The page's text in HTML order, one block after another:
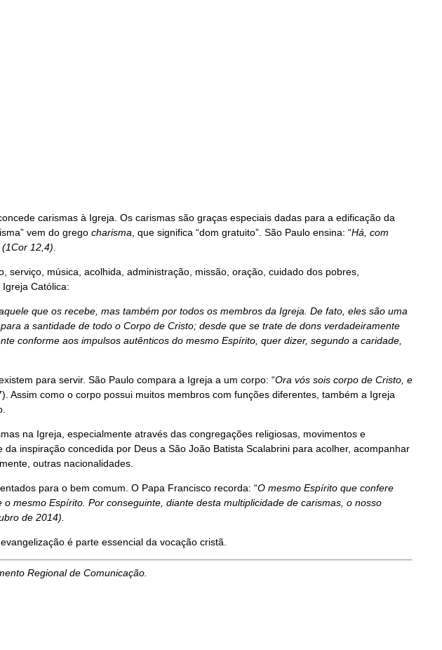
carismas à Igreja. Os carismas são graças especiais dadas para a edificação da
vem do grego charisma, que significa “dom gratuito”. São Paulo ensina: “Há, com
(1Cor 12,4).
serviço, música, acolhida, administração, missão, oração, cuidado dos pobres,
Católica:
que os recebe, mas também por todos os membros da Igreja. De fato, eles são uma
a santidade de todo o Corpo de Cristo; desde que se trate de dons verdadeiramente
conforme aos impulsos autênticos do mesmo Espírito, quer dizer, segundo a caridade,
para servir. São Paulo compara a Igreja a um corpo: “Ora vós sois corpo de Cristo, e
Assim como o corpo possui muitos membros com funções diferentes, também a Igreja
na Igreja, especialmente através das congregações religiosas, movimentos e
da inspiração concedida por Deus a São João Batista Scalabrini para acolher, acompanhar
outras nacionalidades.
para o bem comum. O Papa Francisco recorda: “O mesmo Espírito que confere
mesmo Espírito. Por conseguinte, diante desta multiplicidade de carismas, o nosso
de 2014).
é parte essencial da vocação cristã.
Regional de Comunicação.